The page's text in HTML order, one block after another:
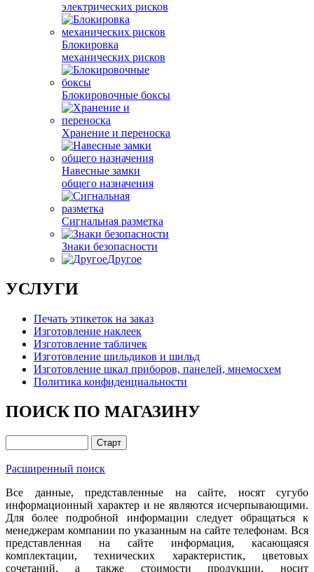
электрических рисков
Блокировка
механических рисков
Блокировочные боксы
Хранение и переноска
Навесные замки
общего назначения
Сигнальная разметка
Знаки безопасности
Другое
УСЛУГИ
Печать этикеток на заказ
Изготовление наклеек
Изготовление табличек
Изготовление шильдиков и шильд
Изготовление шкал приборов, панелей, мнемосхем
Политика конфиденциальности
ПОИСК ПО МАГАЗИНУ
Расширенный поиск
Все данные, представленные на сайте, носят сугубо
информационный характер и не являются исчерпывающими.
Для более подробной информации следует обращаться к
менеджерам компании по указанным на сайте телефонам. Вся
представленная на сайте информация, касающаяся
комплектации, технических характеристик, цветовых
сочетаний, а также стоимости продукции, носит